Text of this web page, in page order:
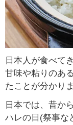
日本人が食べて
甘味や粘りのあ
たことが分かりま
日本では、昔から
ハレの日(祭事な